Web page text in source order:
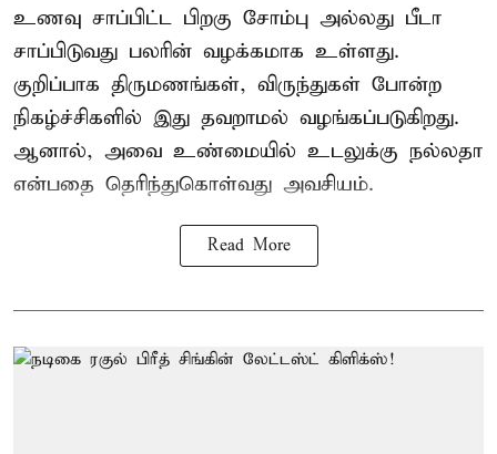
உணவு சாப்பிட்ட பிறகு சோம்பு அல்லது பீடா
சாப்பிடுவது பலரின் வழக்கமாக உள்ளது.
குறிப்பாக திருமணங்கள், விருந்துகள் போன்ற
நிகழ்ச்சிகளில் இது தவறாமல் வழங்கப்படுகிறது.
ஆனால், அவை உண்மையில் உடலுக்கு நல்லதா
என்பதை தெரிந்துகொள்வது அவசியம்.
Read More